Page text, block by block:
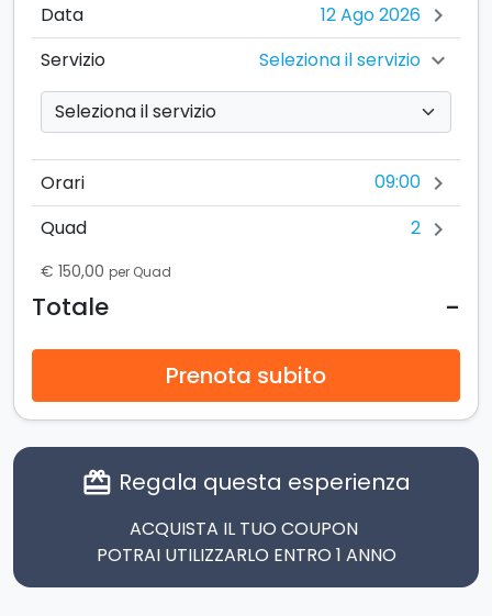
Data chevron_right
Servizio Seleziona il servizio chevron_right
Orari 09:00 chevron_right
Quad 2 chevron_right
€ 150,00 per Quad
Totale -
Prenota subito
card_giftcard Regala questa esperienza
ACQUISTA IL TUO COUPON
POTRAI UTILIZZARLO ENTRO 1 ANNO